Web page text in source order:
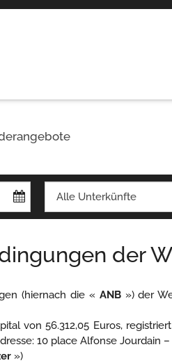
der
(hiernach die « ANB») der
von 56.312,05 Euros,
10 place Alfonse Jourdain
»)